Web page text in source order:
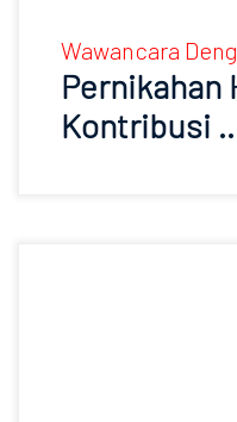
Wawancara
Pernikahan
Kontribusi